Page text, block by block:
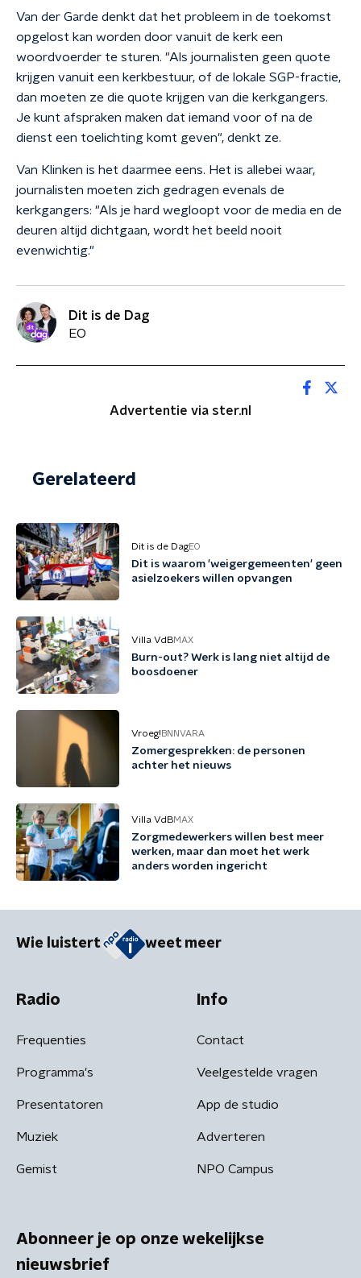
Van der Garde denkt dat het probleem in de toekomst
opgelost kan worden door vanuit de kerk een
woordvoerder te sturen. "Als journalisten geen quote
krijgen vanuit een kerkbestuur, of de lokale SGP-fractie,
dan moeten ze die quote krijgen van die kerkgangers.
Je kunt afspraken maken dat iemand voor of na de
dienst een toelichting komt geven", denkt ze.
Van Klinken is het daarmee eens. Het is allebei waar,
journalisten moeten zich gedragen evenals de
kerkgangers: "Als je hard wegloopt voor de media en de
deuren altijd dichtgaan, wordt het beeld nooit
evenwichtig."
Dit is de Dag
EO
Advertentie via ster.nl
Gerelateerd
Dit is de DagEO
Dit is waarom 'weigergemeenten' geen
asielzoekers willen opvangen
Villa VdBMAX
Burn-out? Werk is lang niet altijd de
boosdoener
Vroeg! BNNVARA
Zomergesprekken: de personen
achter het nieuws
Villa VdBMAX
Zorgmedewerkers willen best meer
werken, maar dan moet het werk
anders worden ingericht
Wie luistert weet meer
Radio
Frequenties
Programma's
Presentatoren
Muziek
Gemist
Info
Contact
Veelgestelde vragen
App de studio
Adverteren
NPO Campus
Abonneer je op onze wekelijkse
nieuwsbrief